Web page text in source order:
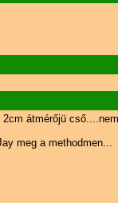
átmérőjü
meg a methodmen...